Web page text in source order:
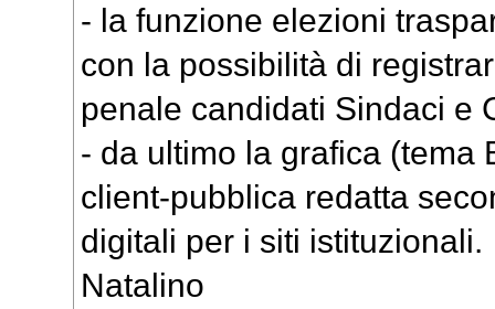
- la funzione elezioni
con la possibilità di
penale candidati Sindaci e
- da ultimo la grafica (tema
client-pubblica redatta
digitali per i siti istituzionali.
Natalino